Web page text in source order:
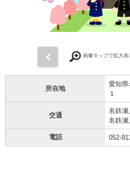
画像タップで拡大表
所在地
愛知県
１
交通
名鉄瀬
名鉄瀬
電話 052-